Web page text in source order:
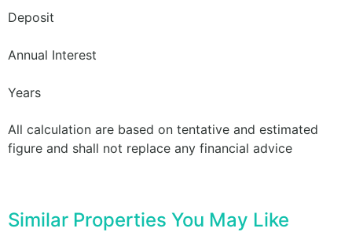
Deposit
Annual Interest
Years
All calculation are based on tentative and estimated
figure and shall not replace any financial advice
Similar Properties You May Like